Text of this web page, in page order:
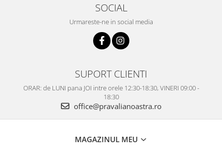
SOCIAL
Urmareste-ne in social media
SUPORT CLIENTI
ORAR: de LUNI pana JOI intre orele 12:30-18:30, VINERI 09:00 -
18:30
office@pravalianoastra.ro
MAGAZINUL MEU